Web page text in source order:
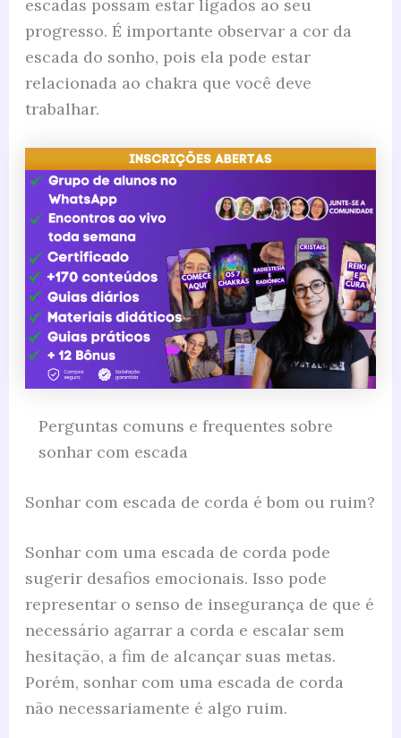
escadas possam estar ligados ao seu
progresso. É importante observar a cor da
escada do sonho, pois ela pode estar
relacionada ao chakra que você deve
trabalhar.
Perguntas comuns e frequentes sobre
sonhar com escada
Sonhar com escada de corda é bom ou ruim?
Sonhar com uma escada de corda pode
sugerir desafios emocionais. Isso pode
representar o senso de insegurança de que é
necessário agarrar a corda e escalar sem
hesitação, a fim de alcançar suas metas.
Porém, sonhar com uma escada de corda
não necessariamente é algo ruim.